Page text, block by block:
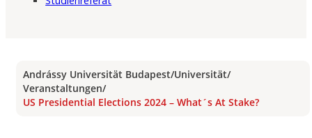
Andrássy Universität Budapest/Universität/
Veranstaltungen/
US Presidential Elections 2024 – What´s At Stake?